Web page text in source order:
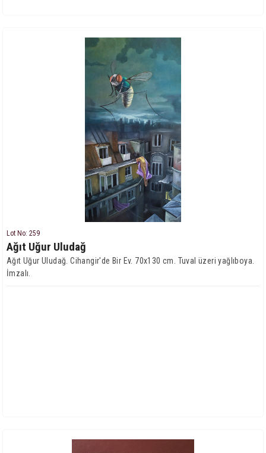
Lot No: 259
Ağıt Uğur Uludağ
Ağıt Uğur Uludağ. Cihangir'de Bir Ev. 70x130 cm. Tuval üzeri yağlıboya.
İmzalı.